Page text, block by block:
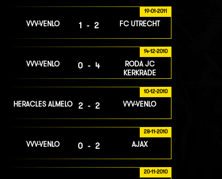
19-01-2011
VVV-VENLO 1-2 FC UTRECHT
14-12-2010
VVV-VENLO 0-4
RODA JC
KERKRADE
10-12-2010
HERACLES ALMELO 2-2 VVV-VENLO
28-11-2010
VVV-VENLO 0-2 AJAX
20-11-2010